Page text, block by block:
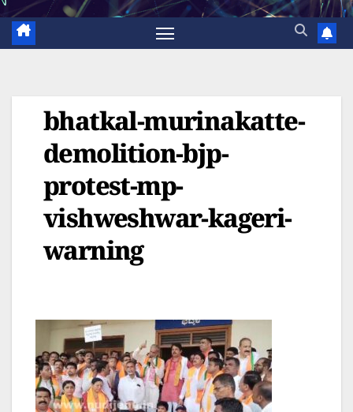
bhatkal-murinakatte-
demolition-bjp-
protest-mp-
vishweshwar-kageri-
warning